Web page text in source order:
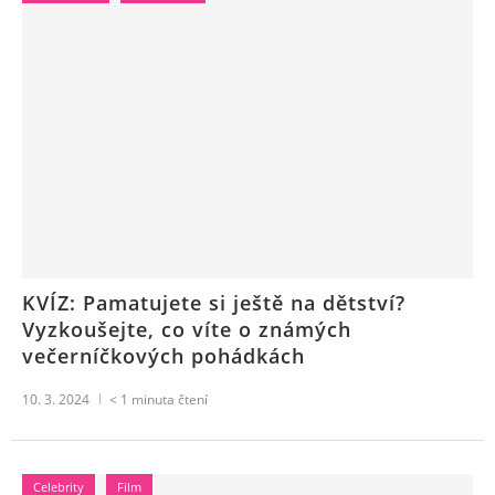
KVÍZ: Pamatujete si ještě na dětství?
Vyzkoušejte, co víte o známých
večerníčkových pohádkách
10. 3. 2024 < 1 minuta čtení
Celebrity Film